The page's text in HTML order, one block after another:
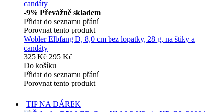
-9% Převážně skladem
Přidat do seznamu přání
Porovnat tento produkt
Wobler Elbfang D, 8,0 cm bez lopatky, 28 g, na štiky a
candáty
325 Kč 295 Kč
Do košíku
Přidat do seznamu přání
Porovnat tento produkt
+
TIP NA DÁREK